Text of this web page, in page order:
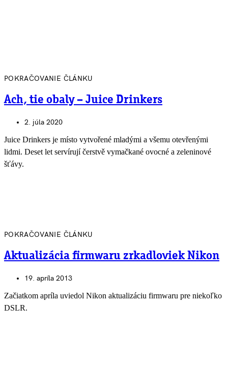
POKRAČOVANIE ČLÁNKU
Ach, tie obaly – Juice Drinkers
2. júla 2020
Juice Drinkers je místo vytvořené mladými a všemu otevřenými
lidmi. Deset let servírují čerstvě vymačkané ovocné a zeleninové
šťávy.
POKRAČOVANIE ČLÁNKU
Aktualizácia firmwaru zrkadloviek Nikon
19. apríla 2013
Začiatkom apríla uviedol Nikon aktualizáciu firmwaru pre niekoľko
DSLR.